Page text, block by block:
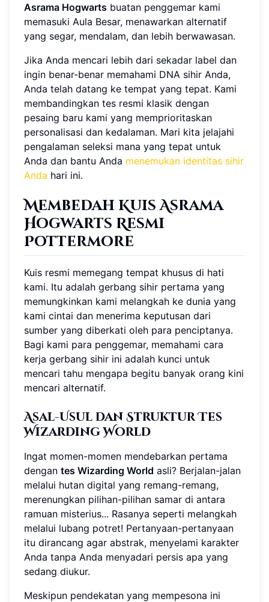
Asrama Hogwarts buatan penggemar kami
memasuki Aula Besar, menawarkan alternatif
yang segar, mendalam, dan lebih berwawasan.
Jika Anda mencari lebih dari sekadar label dan
ingin benar-benar memahami DNA sihir Anda,
Anda telah datang ke tempat yang tepat. Kami
membandingkan tes resmi klasik dengan
pesaing baru kami yang memprioritaskan
personalisasi dan kedalaman. Mari kita jelajahi
pengalaman seleksi mana yang tepat untuk
Anda dan bantu Anda menemukan identitas sihir
Anda hari ini.
Membedah Kuis Asrama
Hogwarts Resmi
Pottermore
Kuis resmi memegang tempat khusus di hati
kami. Itu adalah gerbang sihir pertama yang
memungkinkan kami melangkah ke dunia yang
kami cintai dan menerima keputusan dari
sumber yang diberkati oleh para penciptanya.
Bagi kami para penggemar, memahami cara
kerja gerbang sihir ini adalah kunci untuk
mencari tahu mengapa begitu banyak orang kini
mencari alternatif.
Asal-Usul dan Struktur Tes
Wizarding World
Ingat momen-momen mendebarkan pertama
dengan tes Wizarding World asli? Berjalan-jalan
melalui hutan digital yang remang-remang,
merenungkan pilihan-pilihan samar di antara
ramuan misterius... Rasanya seperti melangkah
melalui lubang potret! Pertanyaan-pertanyaan
itu dirancang agar abstrak, menyelami karakter
Anda tanpa Anda menyadari persis apa yang
sedang diukur.
Meskipun pendekatan yang mempesona ini